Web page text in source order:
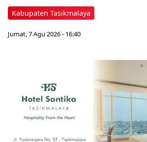
Kabupaten Tasikmalaya
Jumat, 7 Agu 2026 - 16:40